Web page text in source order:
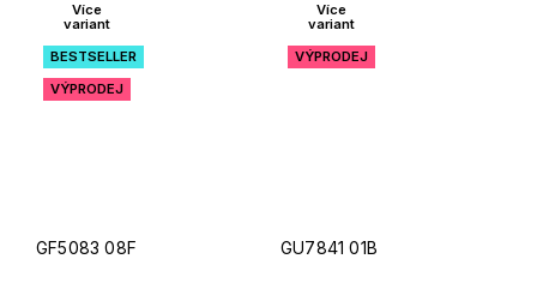
Více
variant
BESTSELLER
VÝPRODEJ
GF5083 08F
Více
variant
VÝPRODEJ
GU7841 01B